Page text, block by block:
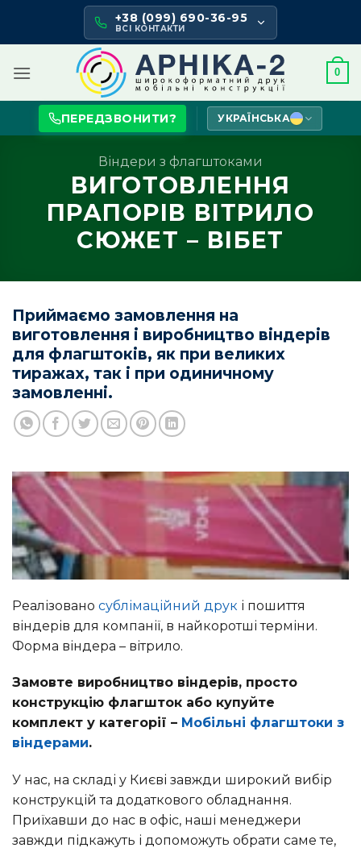
content
+38 (099) 690-36-95
ВСІ КОНТАКТИ
0
ПЕРЕДЗВОНИТИ? УКРАЇНСЬКА
Віндери з флагштоками
ВИГОТОВЛЕННЯ
ПРАПОРІВ ВІТРИЛО
СЮЖЕТ – ВІБЕТ
Приймаємо замовлення на
виготовлення і виробництво віндерів
для флагштоків, як при великих
тиражах, так і при одиничному
замовленні.
Реалізовано сублімаційний друк і пошиття
віндерів для компанії, в найкоротші терміни.
Форма віндера – вітрило.
Замовте виробництво віндерів, просто
конструкцію флагшток або купуйте
комплект у категорії – Мобільні флагштоки з
віндерами.
У нас, на складі у Києві завжди широкий вибір
конструкцій та додаткового обладнання.
Приїхавши до нас в офіс, наші менеджери
завжди підкажуть і допоможуть обрати саме те,